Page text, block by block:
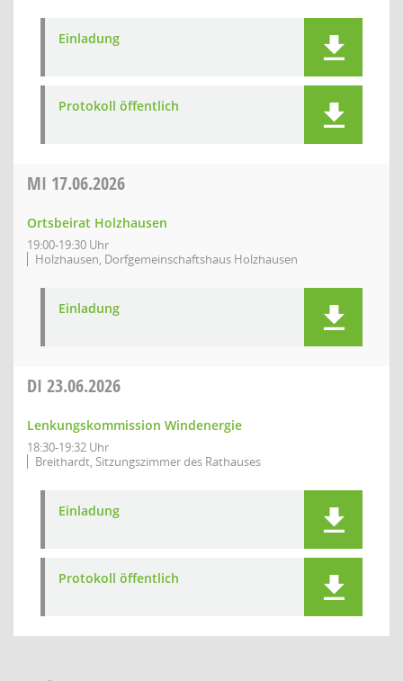
Einladung
Protokoll öffentlich
MI 17.06.2026
Ortsbeirat Holzhausen
19:00-19:30 Uhr
Holzhausen, Dorfgemeinschaftshaus Holzhausen
Einladung
DI 23.06.2026
Lenkungskommission Windenergie
18:30-19:32 Uhr
Breithardt, Sitzungszimmer des Rathauses
Einladung
Protokoll öffentlich